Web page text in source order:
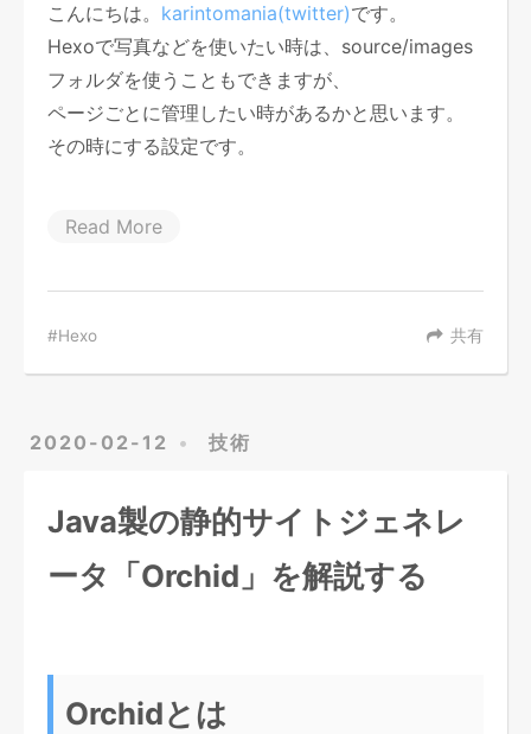
こんにちは。 karintomania(twitter)です。
Hexoで写真などを使いたい時は、source/images
フォルダを使うこともできますが、
ページごとに管理したい時があるかと思います。
その時にする設定です。
Read More
共有
Hexo
2020-02-12 技術
Java製の静的サイトジェネレ
ータ「Orchid」を解説する
Orchidとは